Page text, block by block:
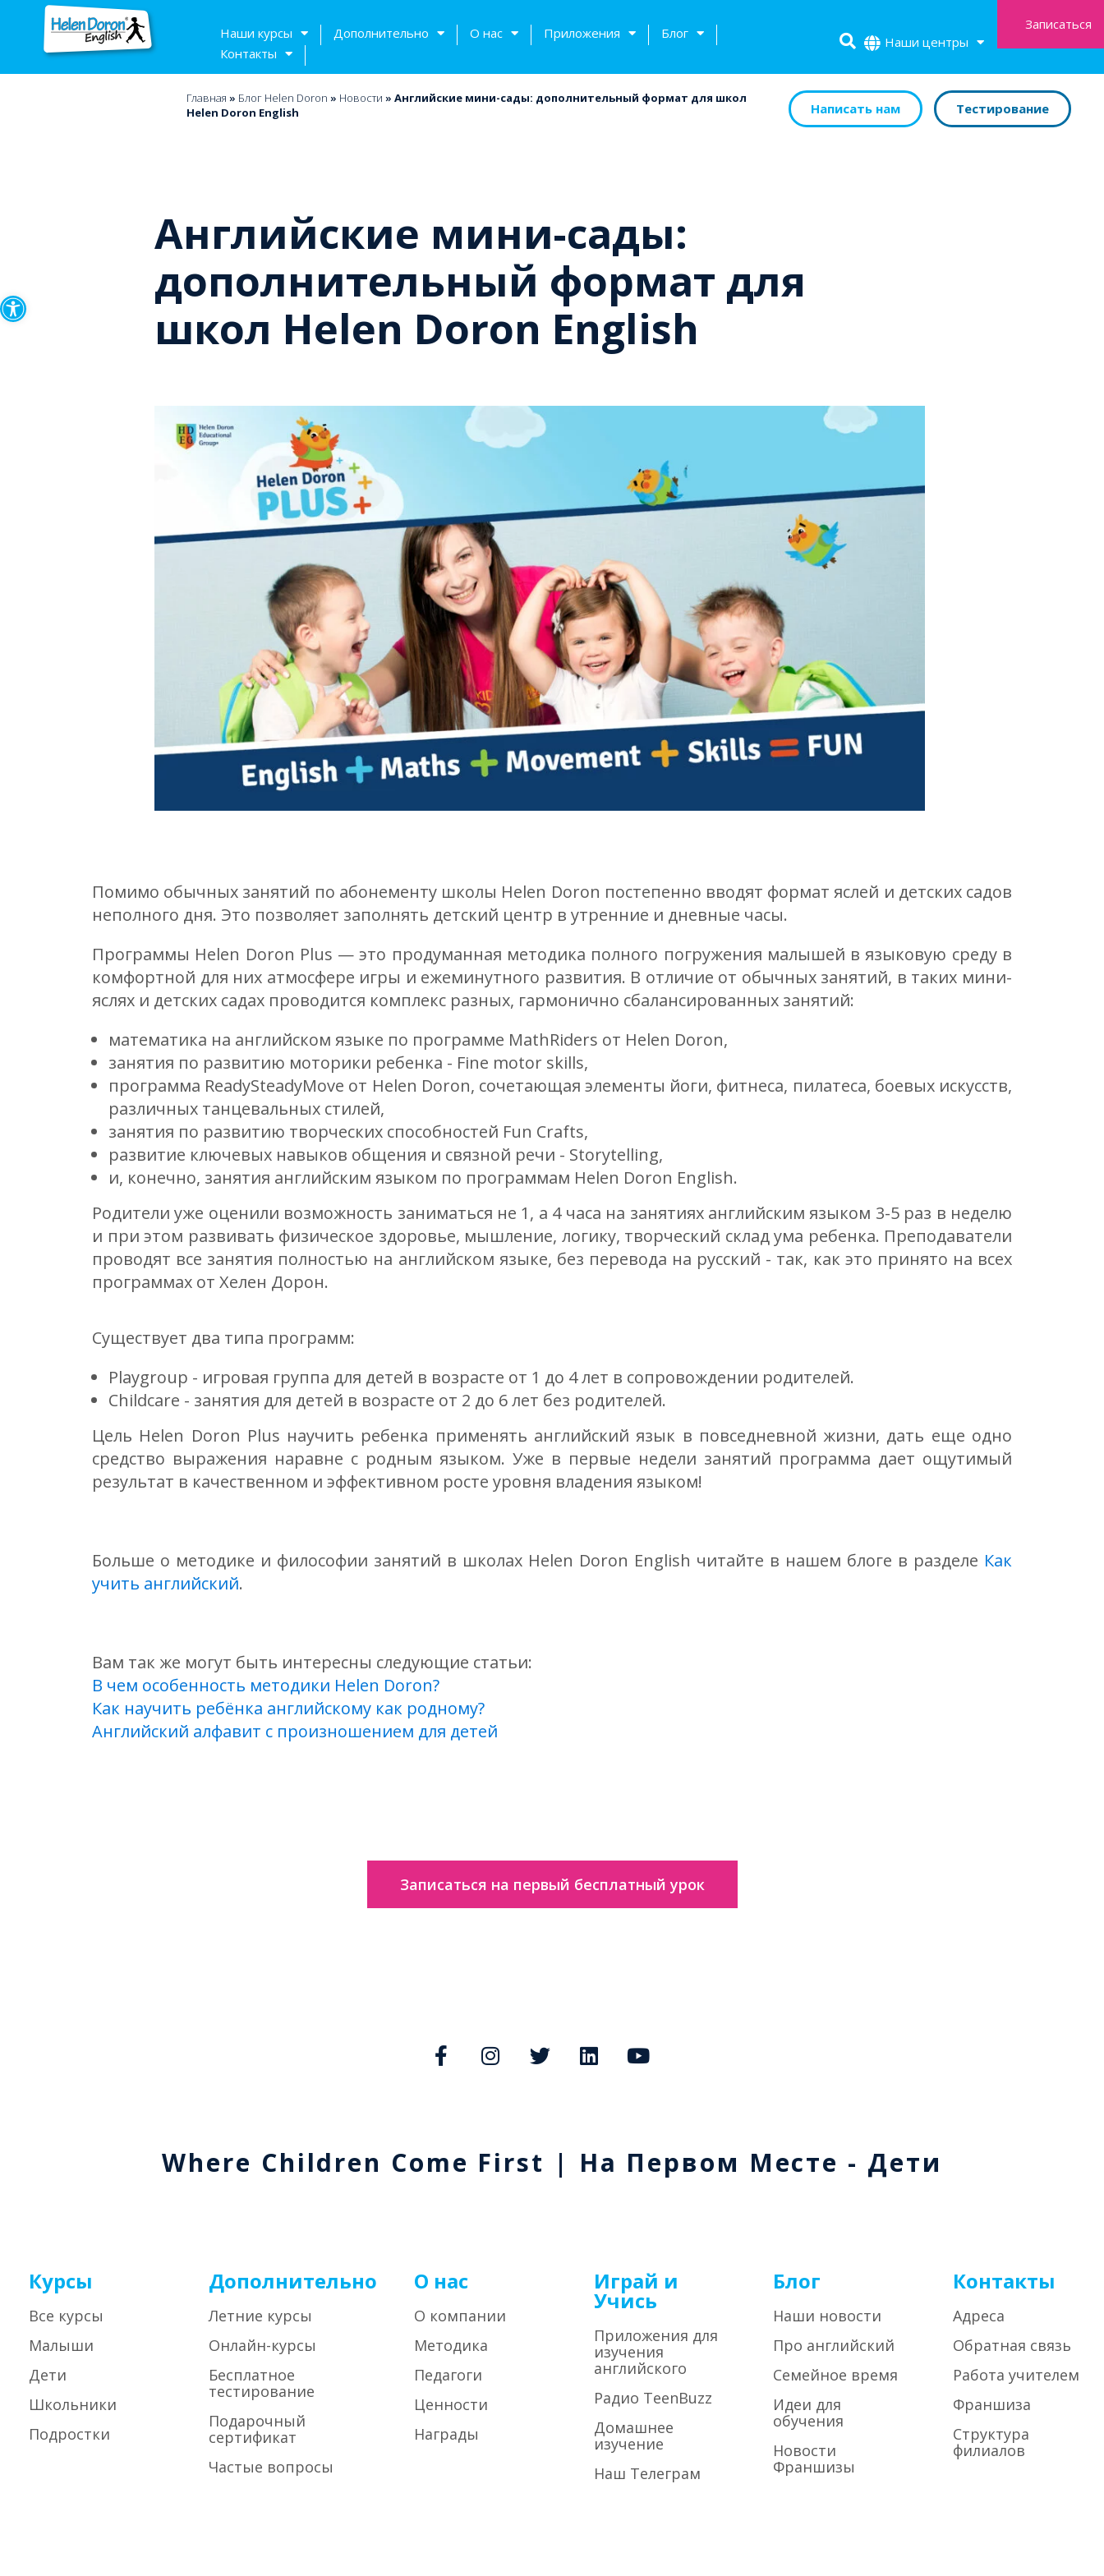
Открыть панель инструментов
Наши курсы Дополнительно О нас Приложения
Блог
Контакты
Наши центры
Записаться
Главная » Блог Helen Doron » Новости » Английские мини-сады: дополнительный формат для школ
Helen Doron English
Написать нам Тестирование
Английские мини-сады:
дополнительный формат для
школ Helen Doron English
Помимо обычных занятий по абонементу школы Helen Doron постепенно вводят формат яслей и детских садов
неполного дня. Это позволяет заполнять детский центр в утренние и дневные часы.
Программы Helen Doron Plus — это продуманная методика полного погружения малышей в языковую среду в
комфортной для них атмосфере игры и ежеминутного развития. В отличие от обычных занятий, в таких мини-
яслях и детских садах проводится комплекс разных, гармонично сбалансированных занятий:
математика на английском языке по программе MathRiders от Helen Doron,
занятия по развитию моторики ребенка - Fine motor skills,
программа ReadySteadyMove от Helen Doron, сочетающая элементы йоги, фитнеса, пилатеса, боевых искусств,
различных танцевальных стилей,
занятия по развитию творческих способностей Fun Crafts,
развитие ключевых навыков общения и связной речи - Storytelling,
и, конечно, занятия английским языком по программам Helen Doron English.
Родители уже оценили возможность заниматься не 1, а 4 часа на занятиях английским языком 3-5 раз в неделю
и при этом развивать физическое здоровье, мышление, логику, творческий склад ума ребенка. Преподаватели
проводят все занятия полностью на английском языке, без перевода на русский - так, как это принято на всех
программах от Хелен Дорон.
Существует два типа программ:
Playgroup - игровая группа для детей в возрасте от 1 до 4 лет в сопровождении родителей.
Childcare - занятия для детей в возрасте от 2 до 6 лет без родителей.
Цель Helen Doron Plus научить ребенка применять английский язык в повседневной жизни, дать еще одно
средство выражения наравне с родным языком. Уже в первые недели занятий программа дает ощутимый
результат в качественном и эффективном росте уровня владения языком!
Больше о методике и философии занятий в школах Helen Doron English читайте в нашем блоге в разделе Как
учить английский.
Вам так же могут быть интересны следующие статьи:
В чем особенность методики Helen Doron?
Как научить ребёнка английскому как родному?
Английский алфавит с произношением для детей
Записаться на первый бесплатный урок
Where Children Come First | На Первом Месте - Дети
Курсы
Все курсы
Малыши
Дети
Школьники
Подростки
Дополнительно
Летние курсы
Онлайн-курсы
Бесплатное
тестирование
Подарочный
сертификат
Частые вопросы
О нас
О компании
Методика
Педагоги
Ценности
Награды
Играй и
Учись
Приложения для
изучения
английского
Радио TeenBuzz
Домашнее
изучение
Наш Телеграм
Блог
Наши новости
Про английский
Семейное время
Идеи для
обучения
Новости
Франшизы
Контакты
Адреса
Обратная связь
Работа учителем
Франшиза
Структура
филиалов